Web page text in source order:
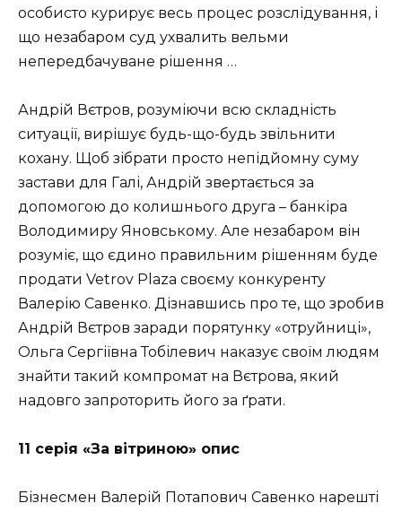
особисто курирує весь процес розслідування, і
що незабаром суд ухвалить вельми
непередбачуване рішення …
Андрій Вєтров, розуміючи всю складність
ситуації, вирішує будь-що-будь звільнити
кохану. Щоб зібрати просто непідйомну суму
застави для Галі, Андрій звертається за
допомогою до колишнього друга – банкіра
Володимиру Яновському. Але незабаром він
розуміє, що єдино правильним рішенням буде
продати Vetrov Plaza своєму конкуренту
Валерію Савенко. Дізнавшись про те, що зробив
Андрій Вєтров заради порятунку «отруйниці»,
Ольга Сергіївна Тобілевич наказує своїм людям
знайти такий компромат на Вєтрова, який
надовго запроторить його за ґрати.
11 серія «За вітриною» опис
Бізнесмен Валерій Потапович Савенко нарешті